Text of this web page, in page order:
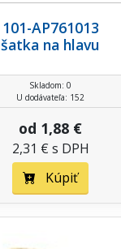
101-AP761013
šatka na hlavu
Skladom: 0
U dodávateľa: 152
od 1,88 €
2,31 € s DPH
Kúpiť